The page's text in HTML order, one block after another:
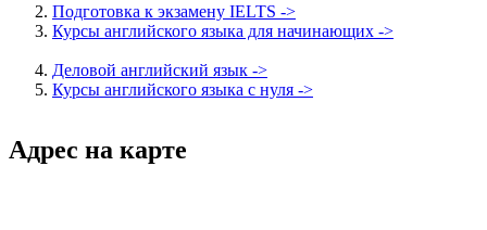
Подготовка к экзамену IELTS ->
Курсы английского языка для начинающих ->
Деловой английский язык ->
Курсы английского языка с нуля ->
Адрес на карте